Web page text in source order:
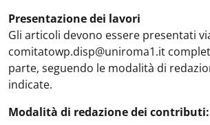
Presentazione dei lavori
Gli articoli devono essere presentati
comitatowp.disp@uniroma1.it
parte, seguendo le modalità di
indicate.
Modalità di redazione dei contributi: